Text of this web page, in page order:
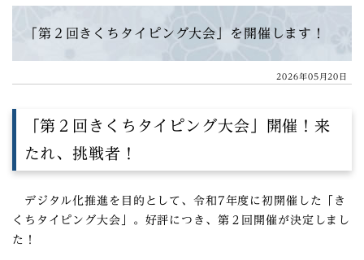
「第２回きくちタイピング大会」を開催します！
2026年05月20日
「第２回きくちタイピング大会」開催！来
たれ、挑戦者！
デジタル化推進を目的として、令和7年度に初開催した「き
くちタイピング大会」。好評につき、第２回開催が決定しまし
た！